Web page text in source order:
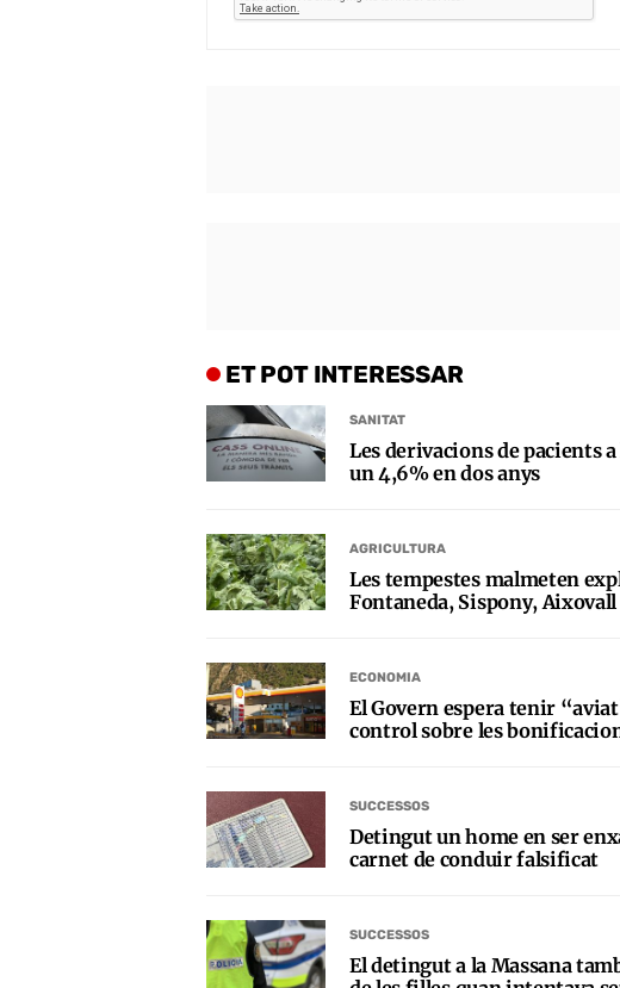
ET POT INTERESSAR
SANITAT
Les derivacions de pacients
un 4,6% en dos anys
AGRICULTURA
Les tempestes malmeten
Fontaneda, Sispony,
ECONOMIA
El Govern espera tenir
control sobre les
SUCCESSOS
Detingut un home en ser
carnet de conduir falsificat
SUCCESSOS
El detingut a la Massana